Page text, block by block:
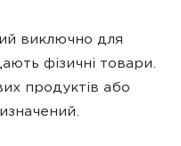
виключно для
фізичні товари.
продуктів або